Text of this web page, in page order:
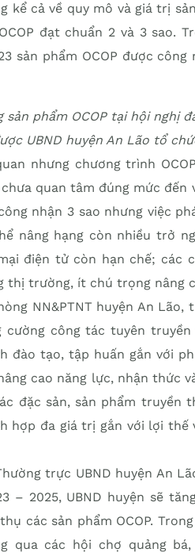
kể cả về quy mô và giá trị
đạt chuẩn 2 và 3 sao.
sản phẩm OCOP được công
phẩm OCOP tại hội nghị
UBND huyện An Lão tổ
nhưng chương trình
quan tâm đúng mức đến
nhận 3 sao nhưng việc
nâng hạng còn nhiều trở
điện tử còn hạn chế; các
thị trường, ít chú trọng nâng
NN&PTNT huyện An Lão,
cường công tác tuyên
đào tạo, tập huấn gắn với
cao năng lực, nhận thức
đặc sản, sản phẩm truyền
hợp đa giá trị gắn với lợi thế
trực UBND huyện An
– 2025, UBND huyện sẽ
các sản phẩm OCOP.
qua các hội chợ quảng